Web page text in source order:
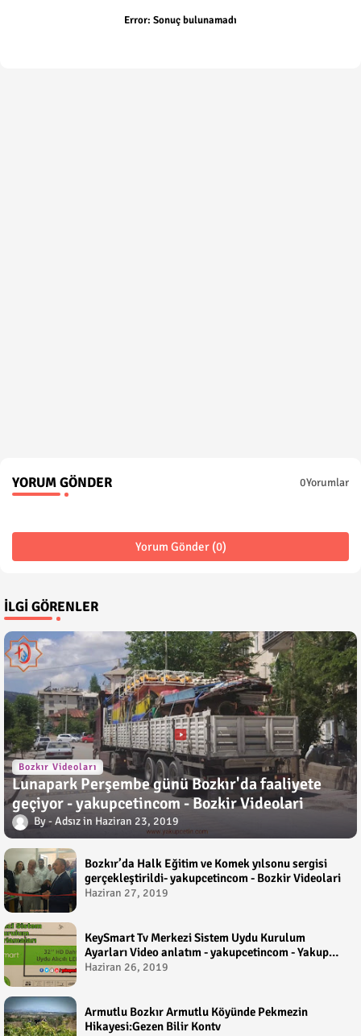
Error: Sonuç bulunamadı
YORUM GÖNDER 0Yorumlar
Yorum Gönder (0)
İLGI GÖRENLER
Bozkır Videoları
Lunapark Perşembe günü Bozkır'da faaliyete
geçiyor - yakupcetincom - Bozkir Videolari
Adsız Haziran 23, 2019
Bozkır’da Halk Eğitim ve Komek yılsonu sergisi
gerçekleştirildi- yakupcetincom - Bozkir Videolari
Haziran 27, 2019
KeySmart Tv Merkezi Sistem Uydu Kurulum
Ayarları Video anlatım - yakupcetincom - Yakup
Çetin
Haziran 26, 2019
Armutlu Bozkır Armutlu Köyünde Pekmezin
Hikayesi:Gezen Bilir Kontv